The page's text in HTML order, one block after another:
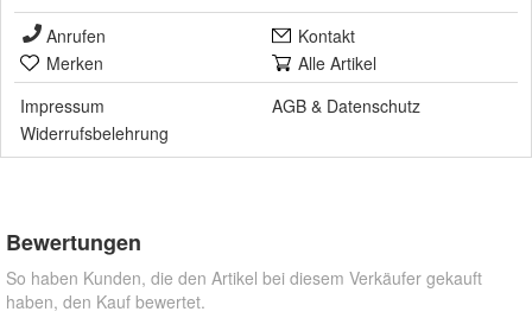
Anrufen
Kontakt
Merken
Alle Artikel
Impressum
AGB & Datenschutz
Widerrufsbelehrung
Bewertungen
So haben Kunden, die den Artikel bei diesem Verkäufer gekauft
haben, den Kauf bewertet.